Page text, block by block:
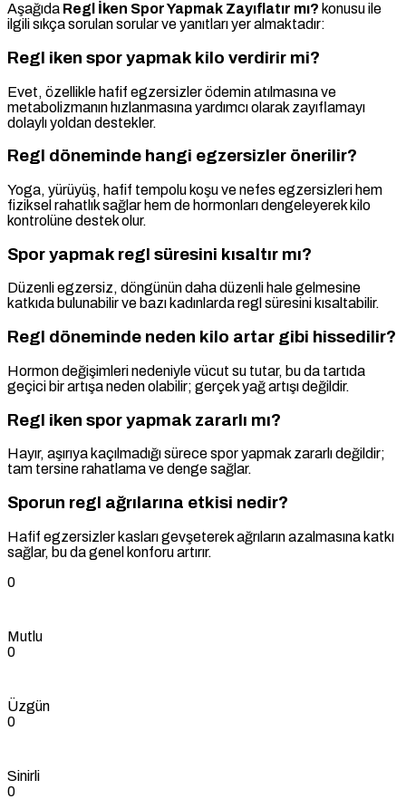
Aşağıda Regl İken Spor Yapmak Zayıflatır mı? konusu ile
ilgili sıkça sorulan sorular ve yanıtları yer almaktadır:
Regl iken spor yapmak kilo verdirir mi?
Evet, özellikle hafif egzersizler ödemin atılmasına ve
metabolizmanın hızlanmasına yardımcı olarak zayıflamayı
dolaylı yoldan destekler.
Regl döneminde hangi egzersizler önerilir?
Yoga, yürüyüş, hafif tempolu koşu ve nefes egzersizleri hem
fiziksel rahatlık sağlar hem de hormonları dengeleyerek kilo
kontrolüne destek olur.
Spor yapmak regl süresini kısaltır mı?
Düzenli egzersiz, döngünün daha düzenli hale gelmesine
katkıda bulunabilir ve bazı kadınlarda regl süresini kısaltabilir.
Regl döneminde neden kilo artar gibi hissedilir?
Hormon değişimleri nedeniyle vücut su tutar, bu da tartıda
geçici bir artışa neden olabilir; gerçek yağ artışı değildir.
Regl iken spor yapmak zararlı mı?
Hayır, aşırıya kaçılmadığı sürece spor yapmak zararlı değildir;
tam tersine rahatlama ve denge sağlar.
Sporun regl ağrılarına etkisi nedir?
Hafif egzersizler kasları gevşeterek ağrıların azalmasına katkı
sağlar, bu da genel konforu artırır.
0
Mutlu
0
Üzgün
0
Sinirli
0